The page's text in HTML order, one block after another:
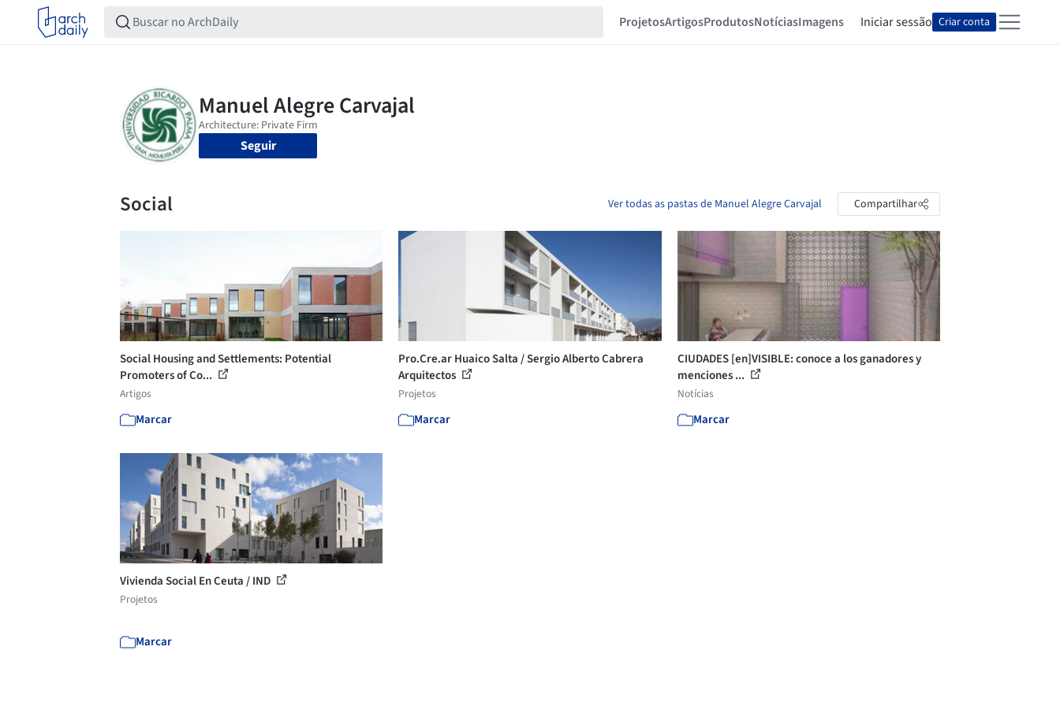
ProjetosArtigosProdutosNotíciasImagens Iniciar sessão Criar conta
Seguir
Social Ver todas as pastas de Manuel Alegre Carvajal Compartilhar
Social Housing and Settlements: Potential
Promoters of Co...
Artigos
Marcar
Pro.Cre.ar Huaico Salta / Sergio Alberto Cabrera
Arquitectos
Projetos
Marcar
CIUDADES [en]VISIBLE: conoce a los ganadores y
menciones ...
Notícias
Marcar
Vivienda Social En Ceuta / IND
Projetos
Marcar